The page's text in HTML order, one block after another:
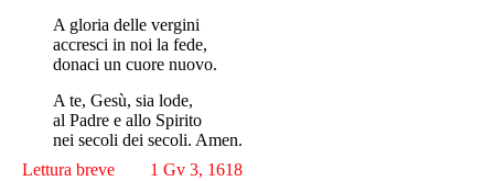
A gloria delle vergini
accresci in noi la fede,
donaci un cuore nuovo.
A te, Gesù, sia lode,
al Padre e allo Spirito
nei secoli dei secoli. Amen.
Lettura breve 1 Gv 3, 1618